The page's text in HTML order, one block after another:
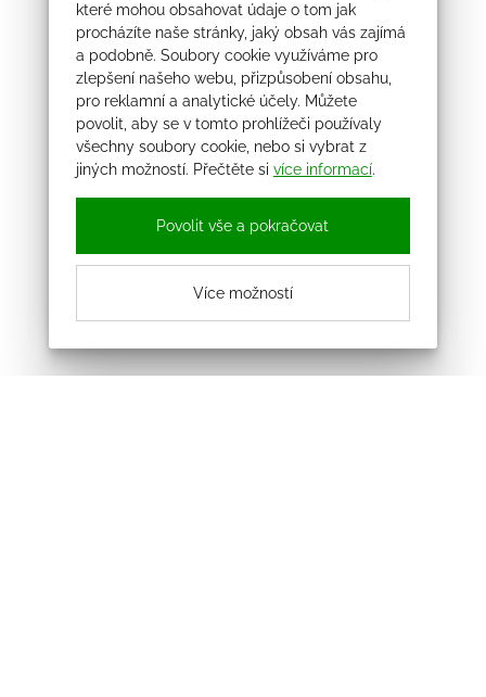
které mohou obsahovat údaje o tom jak
procházíte naše stránky, jaký obsah vás zajímá
a podobně. Soubory cookie využíváme pro
zlepšení našeho webu, přizpůsobení obsahu,
pro reklamní a analytické účely. Můžete
povolit, aby se v tomto prohlížeči používaly
všechny soubory cookie, nebo si vybrat z
jiných možností. Přečtěte si více informací.
Povolit vše a pokračovat
Více možností